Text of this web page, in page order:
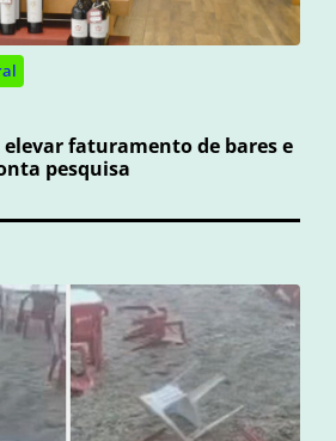
elevar faturamento de bares e
pesquisa